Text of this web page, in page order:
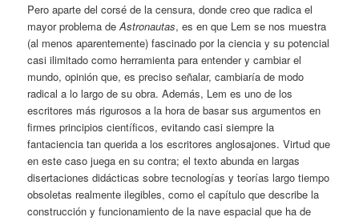
Pero aparte del corsé de la censura, donde creo que radica el
mayor problema deAstronautas, es en que Lem se nos muestra
(al menos aparentemente) fascinado por la ciencia y su potencial
casi ilimitado como herramienta para entender y cambiar el
mundo, opinión que, es preciso señalar, cambiaría de modo
radical a lo largo de su obra. Además, Lem es uno de los
escritores más rigurosos a la hora de basar sus argumentos en
firmes principios científicos, evitando casi siempre la
fantaciencia tan querida a los escritores anglosajones. Virtud que
en este caso juega en su contra; el texto abunda en largas
disertaciones didácticas sobre tecnologías y teorías largo tiempo
obsoletas realmente ilegibles, como el capítulo que describe la
construcción y funcionamiento de la nave espacial que ha de